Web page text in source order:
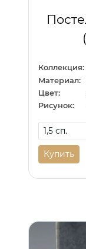
Коллекция:
Материал:
Цвет:
Рисунок:
Купить